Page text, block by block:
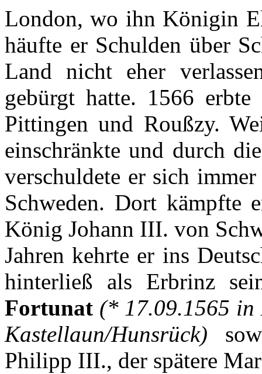
London,wo ihn Königin
häufte er Schulden über
Landnicht eher
gebürgt hatte. 1566 erbte
Pittingen und Roußzy.
einschränkte und durch
verschuldete er sich immer
Schweden. Dort kämpfte
König Johann III. von
Jahren kehrte er ins
hinterließ
als Erbrinz
Fortunat (* 17.09.1565
Kastellaun/Hunsrück)
Philipp III., der spätere